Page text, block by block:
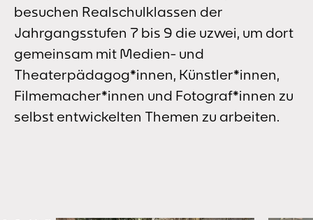
besuchen Realschulklassen der
Jahrgangsstufen 7 bis 9 die uzwei, um dort
gemeinsam mit Medien- und
Theaterpädagog*innen, Künstler*innen,
Filmemacher*innen und Fotograf*innen zu
selbst entwickelten Themen zu arbeiten.